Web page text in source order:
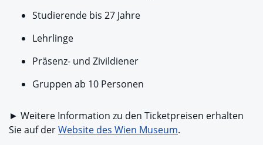
Studierende bis 27 Jahre
Lehrlinge
Präsenz- und Zivildiener
Gruppen ab 10 Personen
► Weitere Information zu den Ticketpreisen erhalten
Sie auf derWebsite des Wien Museum.